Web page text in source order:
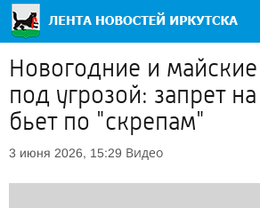
Новогодние и
под угрозой: запрет
бьет по "скрепам"
3 июня 2026, 15:29 Видео